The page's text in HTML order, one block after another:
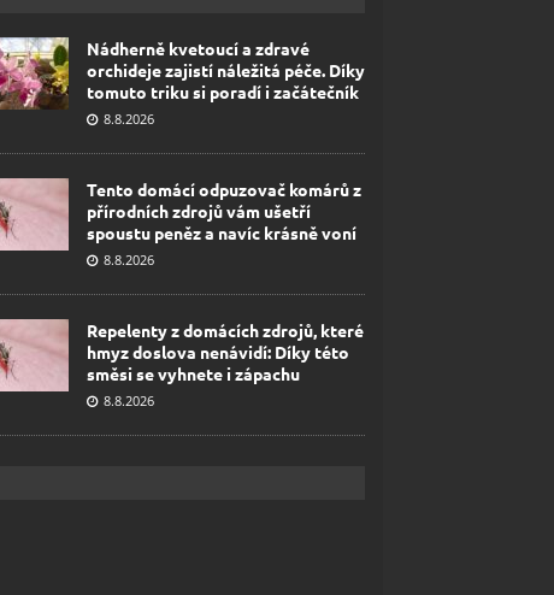
Nádherně kvetoucí a zdravé
orchideje zajistí náležitá péče. Díky
tomuto triku si poradí i začátečník
8.8.2026
Tento domácí odpuzovač komárů z
přírodních zdrojů vám ušetří
spoustu peněz a navíc krásně voní
8.8.2026
Repelenty z domácích zdrojů, které
hmyz doslova nenávidí: Díky této
směsi se vyhnete i zápachu
8.8.2026